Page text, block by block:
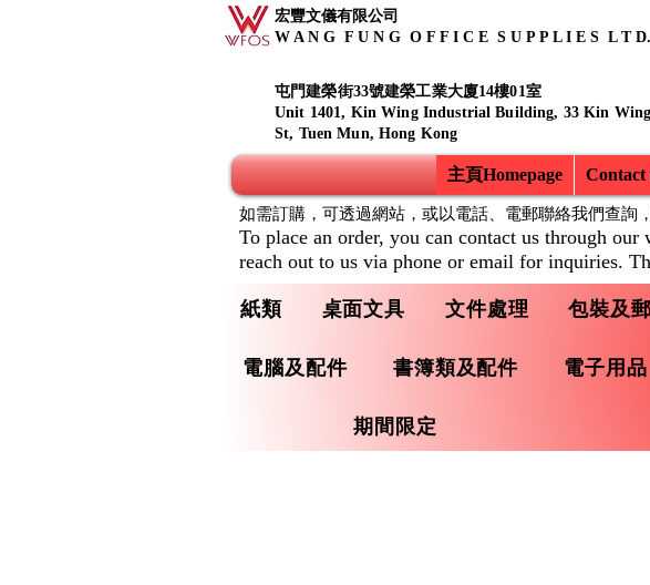
宏豐文儀有限公司
W A N G F U N G O F F I C E S U P P L I E S L T D.
屯門建榮街33號建榮工業大廈14樓01室
Unit 1401, Kin Wing Industrial Building, 33 Kin Wing
St, Tuen Mun, Hong Kong
主頁Homepage Contact
紙類 桌面文具 文件處理 包裝及
電腦及配件 書簿類及配件 電子用品
期間限定
如需訂購，可透過網站，或以電話、電郵聯絡我們查詢，
To place an order, you can contact us through our
reach out to us via phone or email for inquiries.